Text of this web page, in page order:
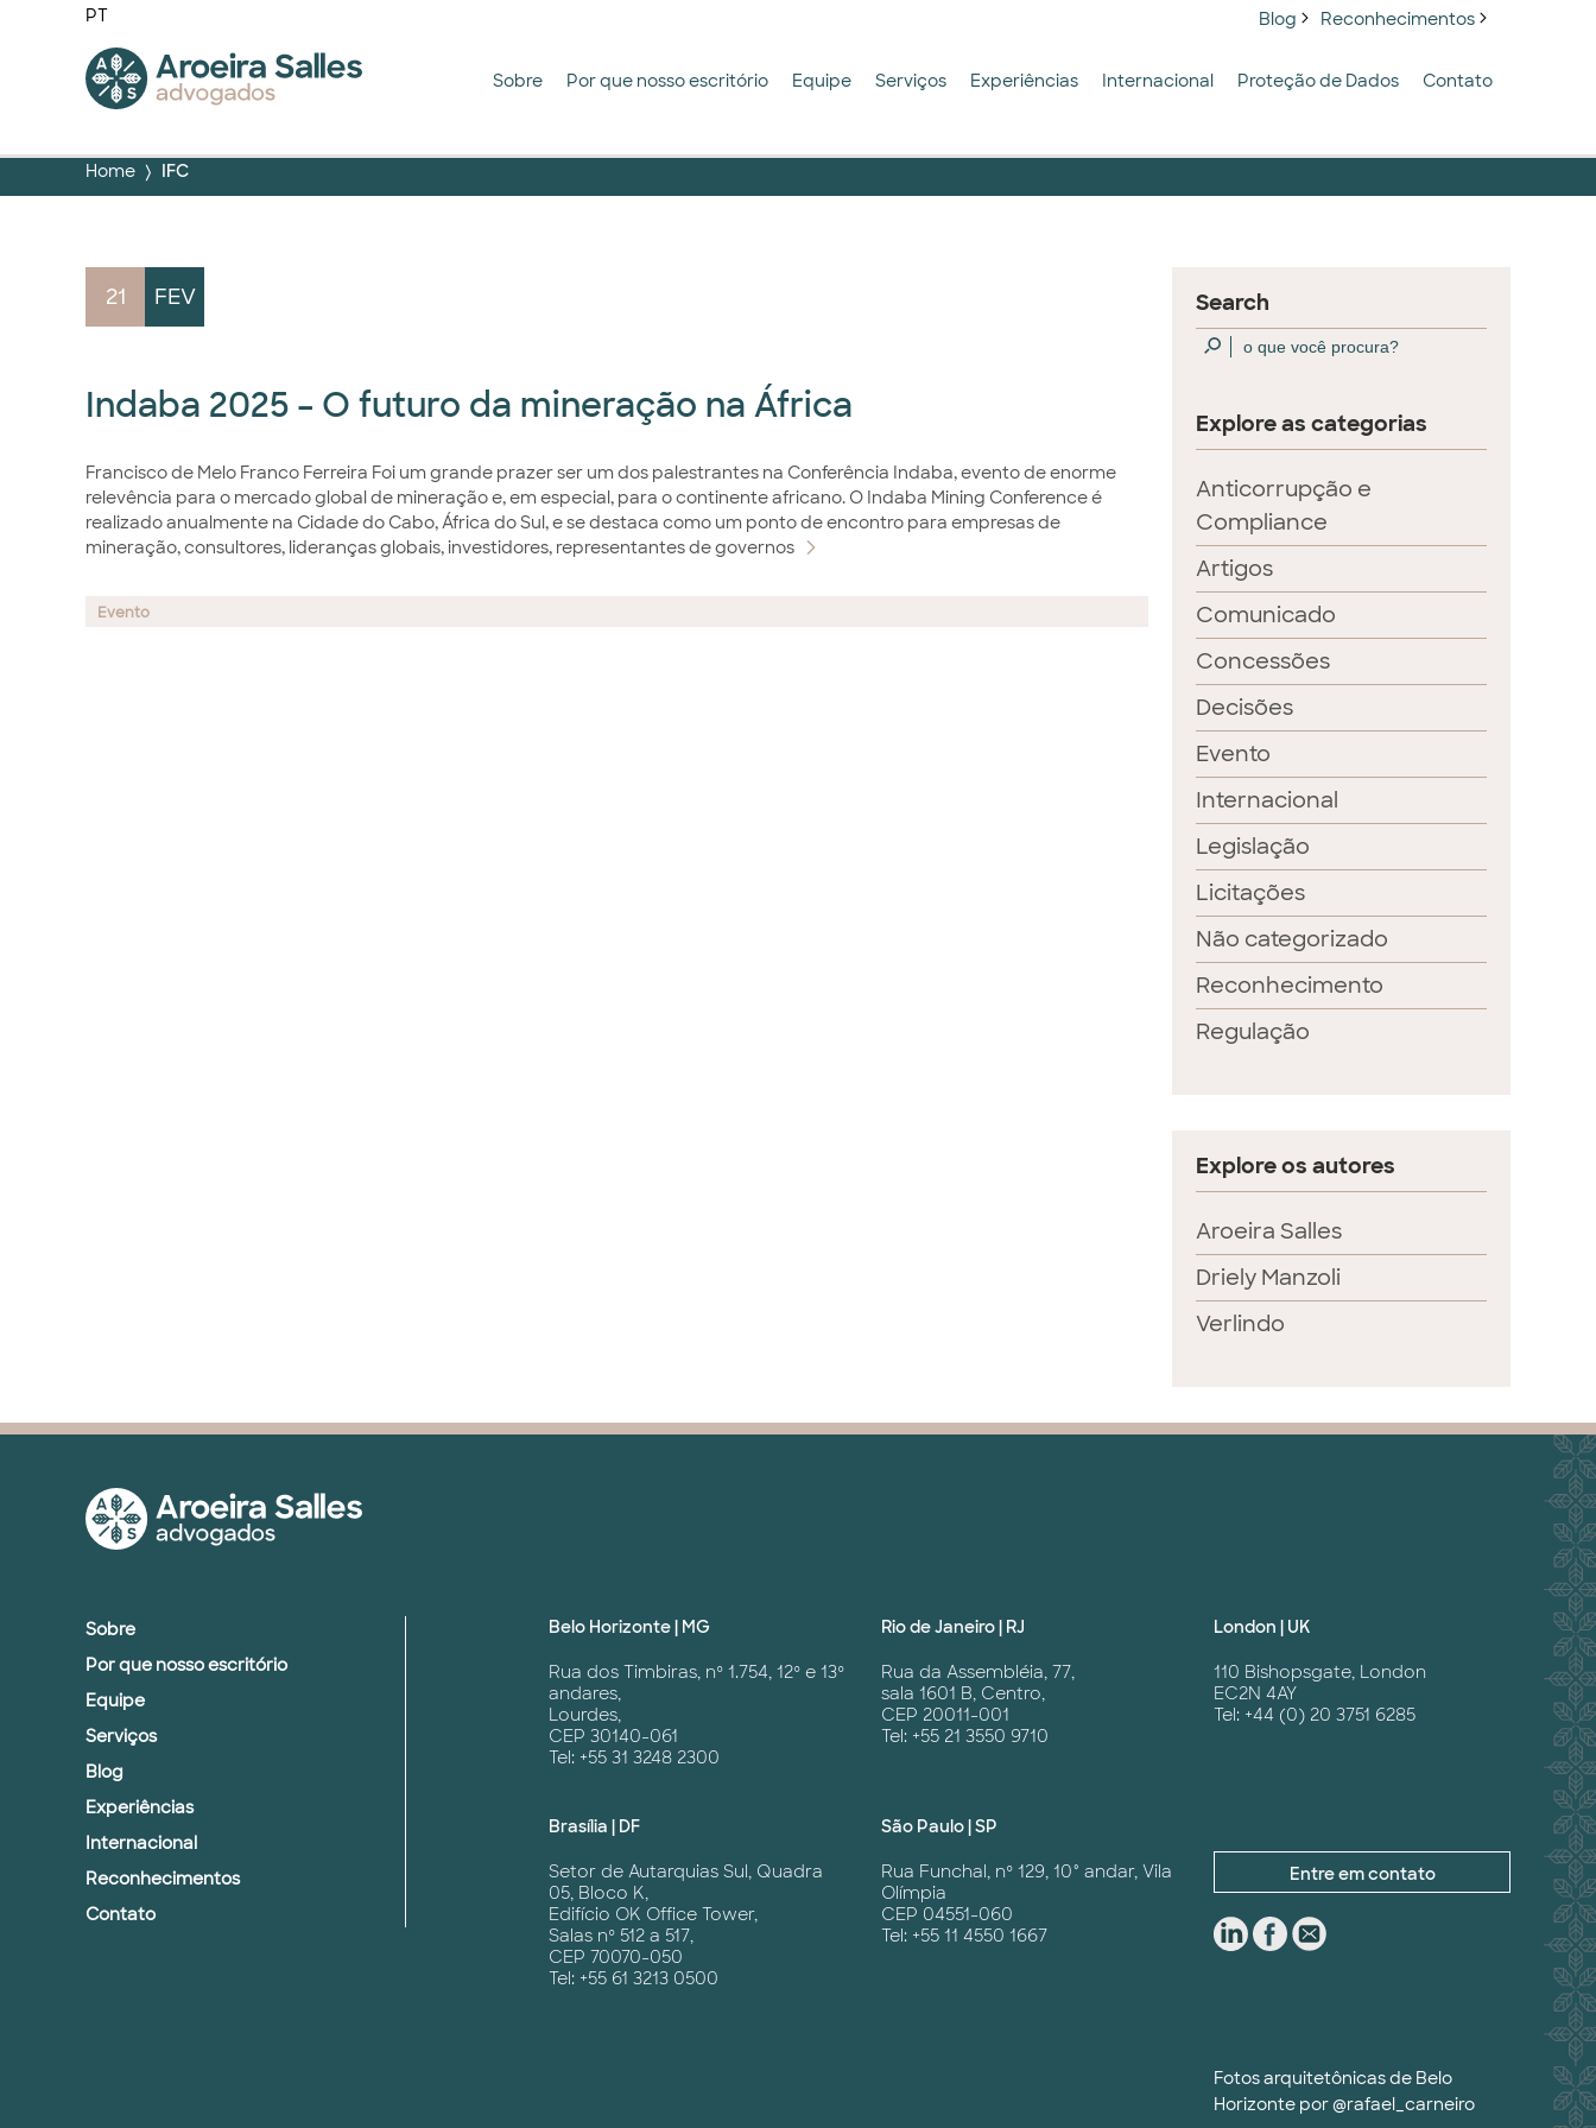
PT Blog Reconhecimentos
Sobre Por que nosso escritório Equipe Serviços Experiências Internacional Proteção de Dados Contato
Home IFC
Search
Explore as categorias
Anticorrupção e
Compliance
Artigos
Comunicado
Concessões
Decisões
Evento
Internacional
Legislação
Licitações
Não categorizado
Reconhecimento
Regulação
Explore os autores
Aroeira Salles
Driely Manzoli
Verlindo
21 FEV
Indaba 2025 – O futuro da mineração na África
Francisco de Melo Franco Ferreira Foi um grande prazer ser um dos palestrantes na Conferência Indaba, evento de enorme
relevência para o mercado global de mineração e, em especial, para o continente africano. O Indaba Mining Conference é
realizado anualmente na Cidade do Cabo, África do Sul, e se destaca como um ponto de encontro para empresas de
mineração, consultores, lideranças globais, investidores, representantes de governos
Evento
Sobre
Por que nosso escritório
Equipe
Serviços
Blog
Experiências
Internacional
Reconhecimentos
Contato
Belo Horizonte | MG
Rua dos Timbiras, nº 1.754, 12º e 13º
andares,
Lourdes,
CEP 30140-061
Tel: +55 31 3248 2300
Rio de Janeiro | RJ
Rua da Assembléia, 77,
sala 1601 B, Centro,
CEP 20011-001
Tel: +55 21 3550 9710
London | UK
110 Bishopsgate, London
EC2N 4AY
Tel: +44 (0) 20 3751 6285
Brasília | DF
Setor de Autarquias Sul, Quadra
05, Bloco K,
Edifício OK Office Tower,
Salas nº 512 a 517,
CEP 70070-050
Tel: +55 61 3213 0500
São Paulo | SP
Rua Funchal, nº 129, 10° andar, Vila
Olímpia
CEP 04551-060
Tel: +55 11 4550 1667
Entre em contato
Fotos arquitetônicas de Belo
Horizonte por@rafael_carneiro